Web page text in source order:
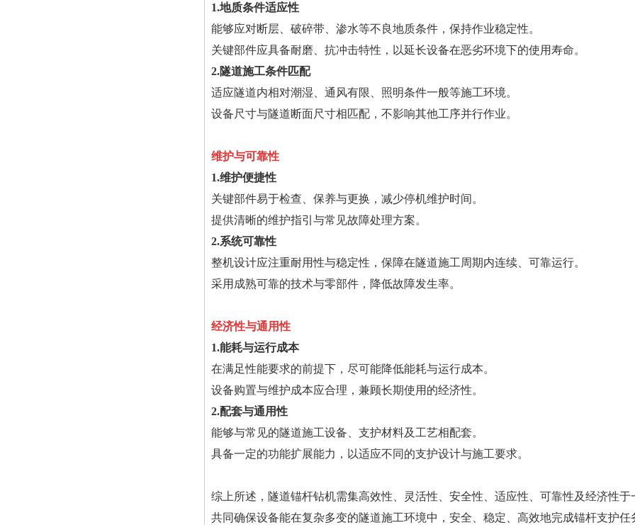
1.地质条件适应性
能够应对断层、破碎带、渗水等不良地质条件，保持作业稳定性。
关键部件应具备耐磨、抗冲击特性，以延长设备在恶劣环境下的使用寿命。
2.隧道施工条件匹配
适应隧道内相对潮湿、通风有限、照明条件一般等施工环境。
设备尺寸与隧道断面尺寸相匹配，不影响其他工序并行作业。
维护与可靠性
1.维护便捷性
关键部件易于检查、保养与更换，减少停机维护时间。
提供清晰的维护指引与常见故障处理方案。
2.系统可靠性
整机设计应注重耐用性与稳定性，保障在隧道施工周期内连续、可靠运行。
采用成熟可靠的技术与零部件，降低故障发生率。
经济性与通用性
1.能耗与运行成本
在满足性能要求的前提下，尽可能降低能耗与运行成本。
设备购置与维护成本应合理，兼顾长期使用的经济性。
2.配套与通用性
能够与常见的隧道施工设备、支护材料及工艺相配套。
具备一定的功能扩展能力，以适应不同的支护设计与施工要求。
综上所述，隧道锚杆钻机需集高效性、灵活性、安全性、适应性、可靠性及经济性
共同确保设备能在复杂多变的隧道施工环境中，安全、稳定、高效地完成锚杆支护任